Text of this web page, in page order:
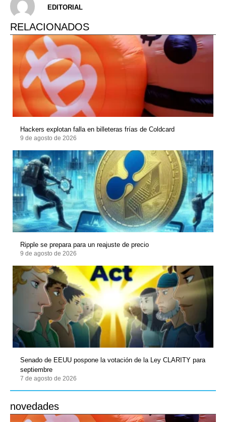
EDITORIAL
RELACIONADOS
Hackers explotan falla en billeteras frías de Coldcard
9 de agosto de 2026
Ripple se prepara para un reajuste de precio
9 de agosto de 2026
Senado de EEUU pospone la votación de la Ley CLARITY para
septiembre
7 de agosto de 2026
novedades